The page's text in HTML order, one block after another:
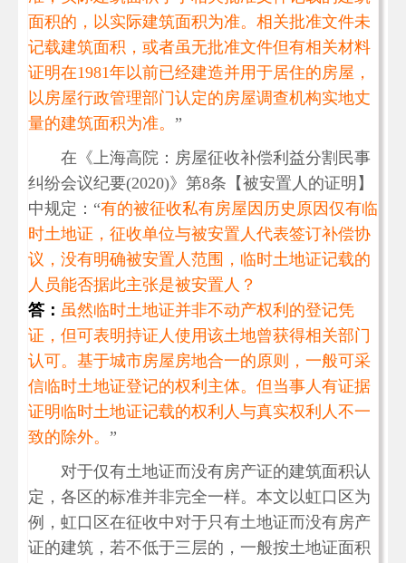
面积的，以实际建筑面积为准。相关批准文件未
记载建筑面积，或者虽无批准文件但有相关材料
证明在1981年以前已经建造并用于居住的房屋，
以房屋行政管理部门认定的房屋调查机构实地丈
量的建筑面积为准。 ”
在《上海高院：房屋征收补偿利益分割民事
纠纷会议纪要(2020)》第8条【被安置人的证明】
中规定：“有的被征收私有房屋因历史原因仅有临
时土地证，征收单位与被安置人代表签订补偿协
议，没有明确被安置人范围，临时土地证记载的
人员能否据此主张是被安置人？
答： 虽然临时土地证并非不动产权利的登记凭
证，但可表明持证人使用该土地曾获得相关部门
认可。基于城市房屋房地合一的原则，一般可采
信临时土地证登记的权利主体。但当事人有证据
证明临时土地证记载的权利人与真实权利人不一
致的除外。 ”
对于仅有土地证而没有房产证的建筑面积认
定，各区的标准并非完全一样。本文以虹口区为
例，虹口区在征收中对于只有土地证而没有房产
证的建筑，若不低于三层的，一般按土地证面积